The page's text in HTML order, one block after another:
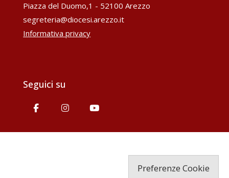
Piazza del Duomo,1 - 52100 Arezzo
segreteria@diocesi.arezzo.it
Informativa privacy
Seguici su
Preferenze Cookie